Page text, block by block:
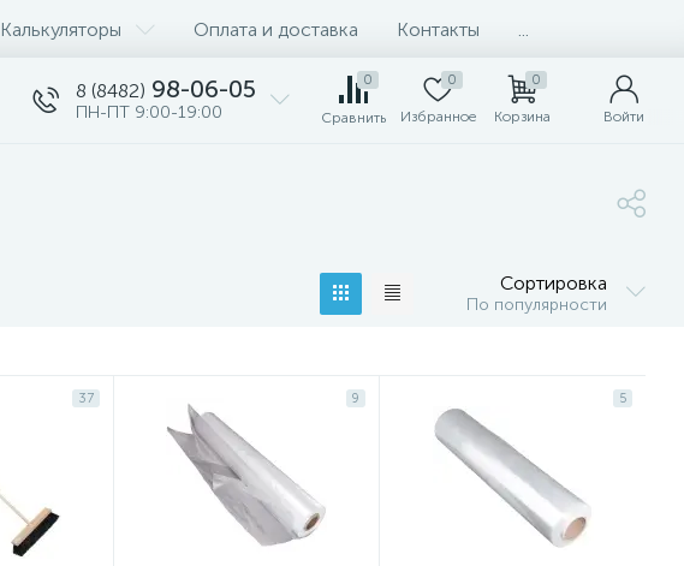
Калькуляторы Оплата и доставка Контакты
8 (8482) 98-06-05
ПН-ПТ 9:00-19:00
0
Сравнить
0
Избранное
0
Корзина Войти
Сортировка
По популярности
37 9 5